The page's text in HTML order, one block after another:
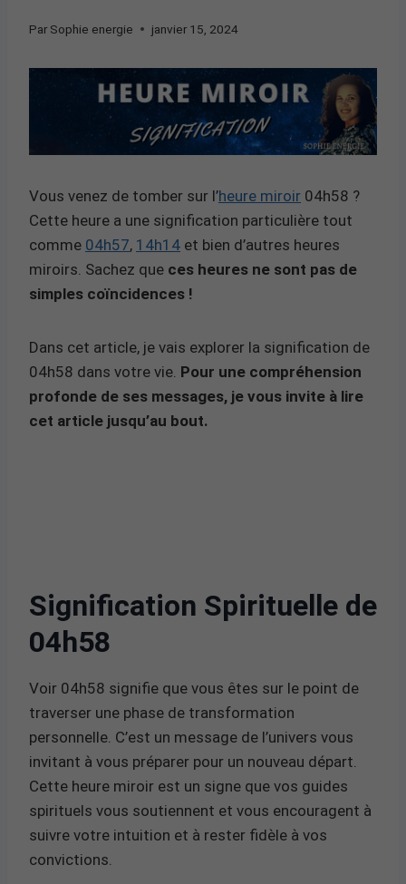
Par Sophie energie janvier 15, 2024
Vous venez de tomber sur l’heure miroir 04h58 ?
Cette heure a une signification particulière tout
comme 04h57, 14h14 et bien d’autres heures
miroirs. Sachez que ces heures ne sont pas de
simples coïncidences !
Dans cet article, je vais explorer la signification de
04h58 dans votre vie. Pour une compréhension
profonde de ses messages, je vous invite à lire
cet article jusqu’au bout.
Signification Spirituelle de
04h58
Voir 04h58 signifie que vous êtes sur le point de
traverser une phase de transformation
personnelle. C’est un message de l’univers vous
invitant à vous préparer pour un nouveau départ.
Cette heure miroir est un signe que vos guides
spirituels vous soutiennent et vous encouragent à
suivre votre intuition et à rester fidèle à vos
convictions.